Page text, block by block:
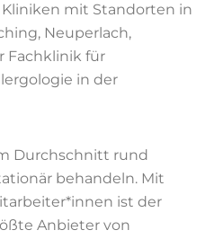
mit Standorten in
Neuperlach,
Fachklinik für
in der
Durchschnitt rund
behandeln. Mit
ist der
Anbieter von